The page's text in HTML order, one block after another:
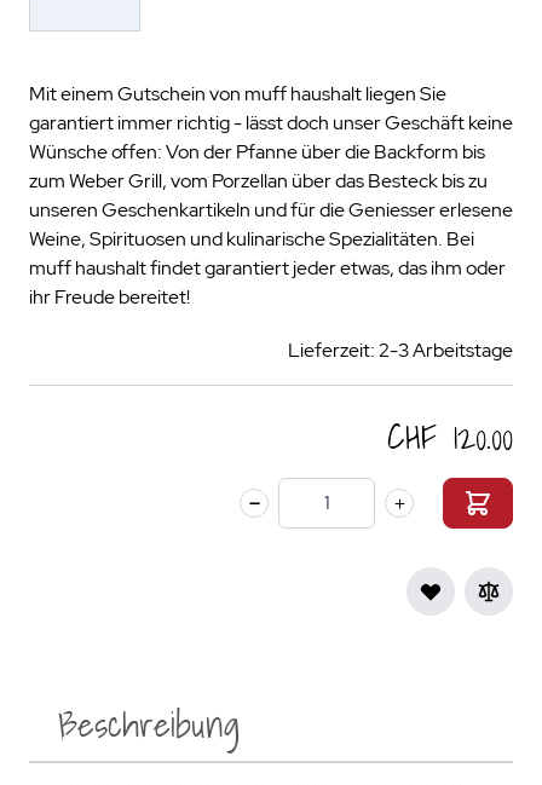
Mit einem Gutschein von muff haushalt liegen Sie
garantiert immer richtig - lässt doch unser Geschäft keine
Wünsche offen: Von der Pfanne über die Backform bis
zum Weber Grill, vom Porzellan über das Besteck bis zu
unseren Geschenkartikeln und für die Geniesser erlesene
Weine, Spirituosen und kulinarische Spezialitäten. Bei
muff haushalt findet garantiert jeder etwas, das ihm oder
ihr Freude bereitet!
Lieferzeit: 2-3 Arbeitstage
CHF 120.00
Menge
Beschreibung